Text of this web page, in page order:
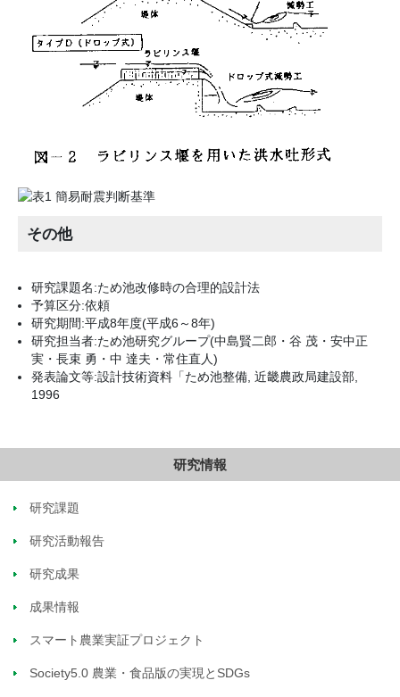
その他
研究課題名:ため池改修時の合理的設計法
予算区分:依頼
研究期間:平成8年度(平成6～8年)
研究担当者:ため池研究グループ(中島賢二郎・谷 茂・安中正
実・長束 勇・中 達夫・常住直人)
発表論文等:設計技術資料「ため池整備, 近畿農政局建設部,
1996
研究情報
研究課題
研究活動報告
研究成果
成果情報
スマート農業実証プロジェクト
Society5.0 農業・食品版の実現とSDGs